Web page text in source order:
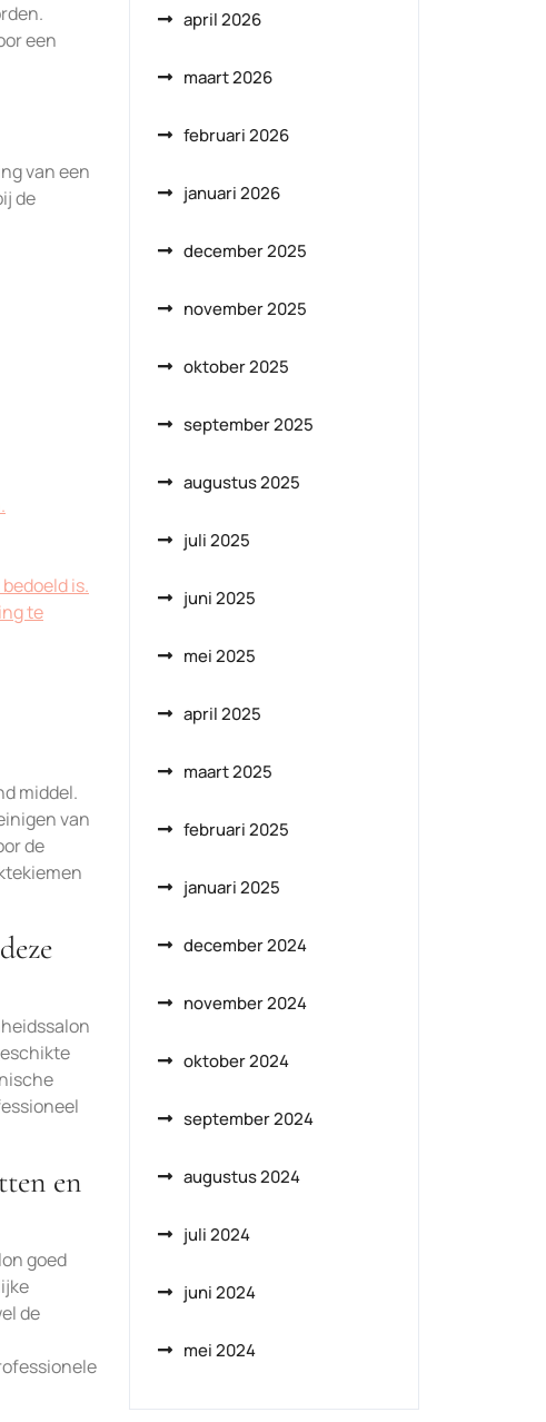
een
van een
de
is.
te
middel.
van
de
en
goed
de
april 2026
maart 2026
februari 2026
januari 2026
december 2025
november 2025
oktober 2025
september 2025
augustus 2025
juli 2025
juni 2025
mei 2025
april 2025
maart 2025
februari 2025
januari 2025
december 2024
november 2024
oktober 2024
september 2024
augustus 2024
juli 2024
juni 2024
mei 2024